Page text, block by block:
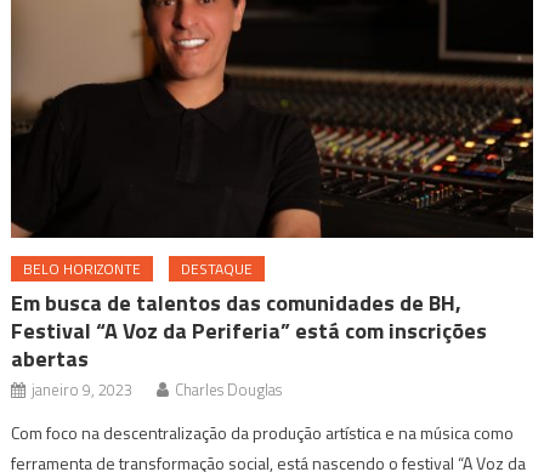
BELO HORIZONTE DESTAQUE
Em busca de talentos das comunidades de BH,
Festival “A Voz da Periferia” está com inscrições
abertas
janeiro 9, 2023 Charles Douglas
Com foco na descentralização da produção artística e na música como
ferramenta de transformação social, está nascendo o festival “A Voz da